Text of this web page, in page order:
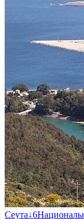
Сеута↓6